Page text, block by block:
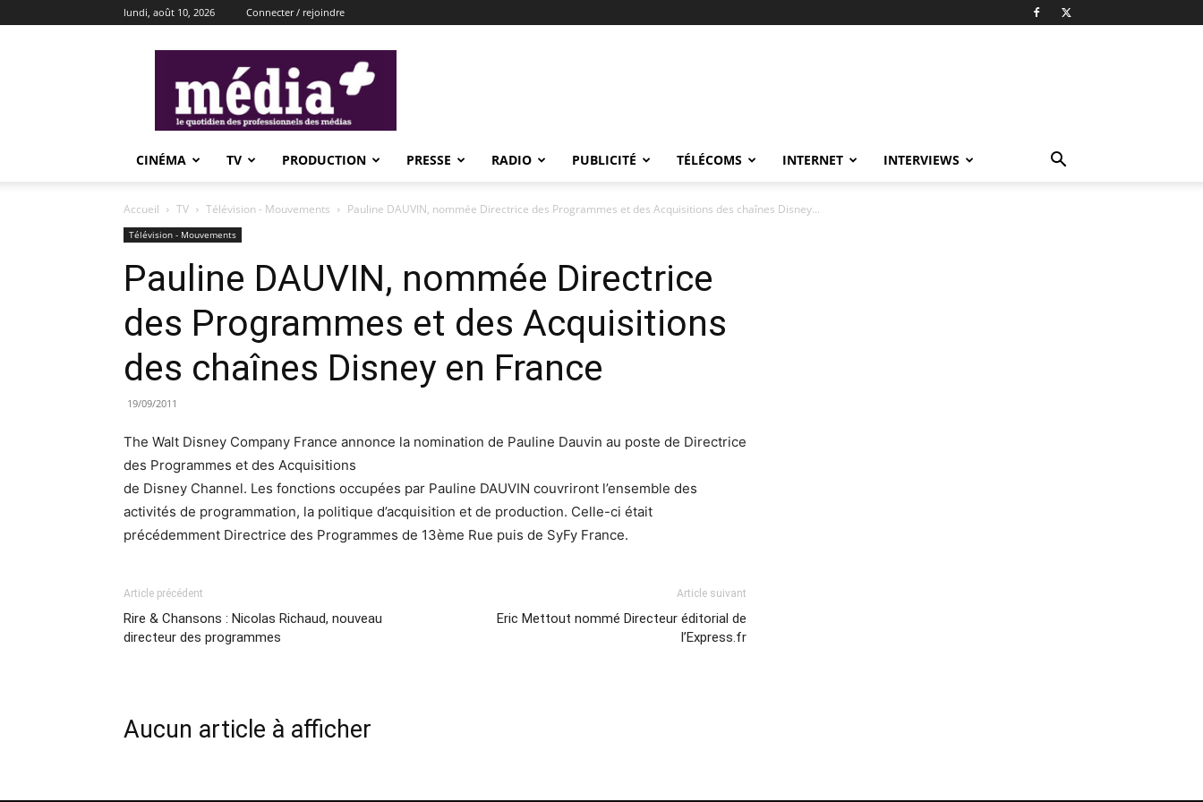
lundi, août 10, 2026 Connecter / rejoindre
CINÉMA TV PRODUCTION PRESSE RADIO PUBLICITÉ TÉLÉCOMS INTERNET INTERVIEWS
Accueil TV Télévision - Mouvements Pauline DAUVIN, nommée Directrice des Programmes et des Acquisitions des chaînes Disney...
Télévision - Mouvements
Pauline DAUVIN, nommée Directrice
des Programmes et des Acquisitions
des chaînes Disney en France
19/09/2011
The Walt Disney Company France annonce la nomination de Pauline Dauvin au poste de Directrice
des Programmes et des Acquisitions
de Disney Channel. Les fonctions occupées par Pauline DAUVIN couvriront l’ensemble des
activités de programmation, la politique d’acquisition et de production. Celle-ci était
précédemment Directrice des Programmes de 13ème Rue puis de SyFy France.
Article précédent
Rire & Chansons : Nicolas Richaud, nouveau
directeur des programmes
Article suivant
Eric Mettout nommé Directeur éditorial de
l’Express.fr
Aucun article à afficher